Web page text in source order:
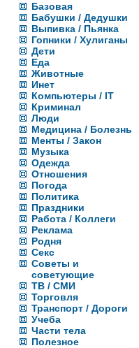
Базовая
Бабушки / Дедушки
Выпивка / Пьянка
Гопники / Хулиганы
Дети
Еда
Животные
Инет
Компьютеры / IT
Криминал
Люди
Медицина / Болезнь
Менты / Закон
Музыка
Одежда
Отношения
Погода
Политика
Праздники
Работа / Коллеги
Реклама
Родня
Секс
Советы и
советующие
ТВ / СМИ
Торговля
Транспорт / Дороги
Учеба
Части тела
Полезное